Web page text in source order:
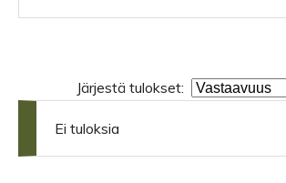
Järjestä tulokset:
Ei tuloksia